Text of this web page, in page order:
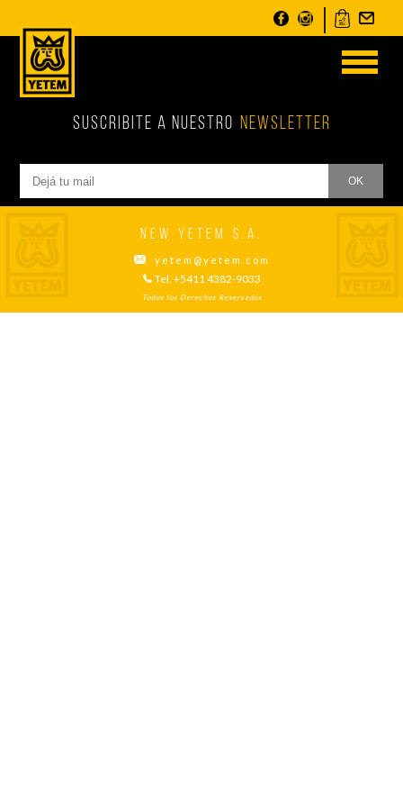
toggle
SUSCRIBITE A NUESTRO NEWSLETTER
OK
NEW Yetem S.A.
yetem@yetem.com
Tel. +5411 4382-9033
Todos los Derechos Reservados